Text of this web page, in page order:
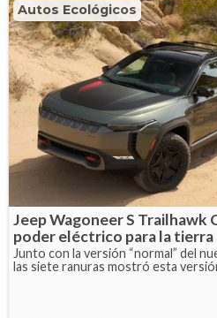
Autos Ecológicos
Jeep Wagoneer S Trailhawk
poder eléctrico para la tierra
Junto con la versión “normal” del
las siete ranuras mostró esta